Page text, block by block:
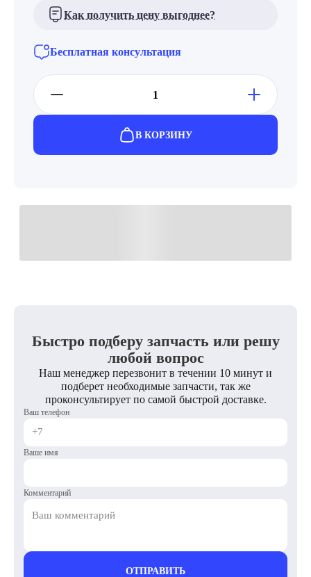
Как получить цену выгоднее?
Бесплатная консультация
В КОРЗИНУ
Быстро подберу запчасть или решу
любой вопрос
Наш менеджер перезвонит в течении 10 минут и
подберет необходимые запчасти, так же
проконсультирует по самой быстрой доставке.
Ваш телефон
Ваше имя
Комментарий
ОТПРАВИТЬ